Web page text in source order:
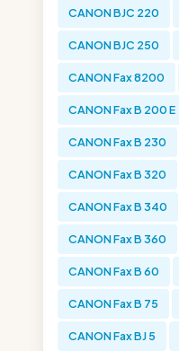
CANON BJC 220
CANON BJC 250
CANON Fax 8200
CANON Fax B 200 E
CANON Fax B 230
CANON Fax B 320
CANON Fax B 340
CANON Fax B 360
CANON Fax B 60
CANON Fax B 75
CANON Fax BJ 5